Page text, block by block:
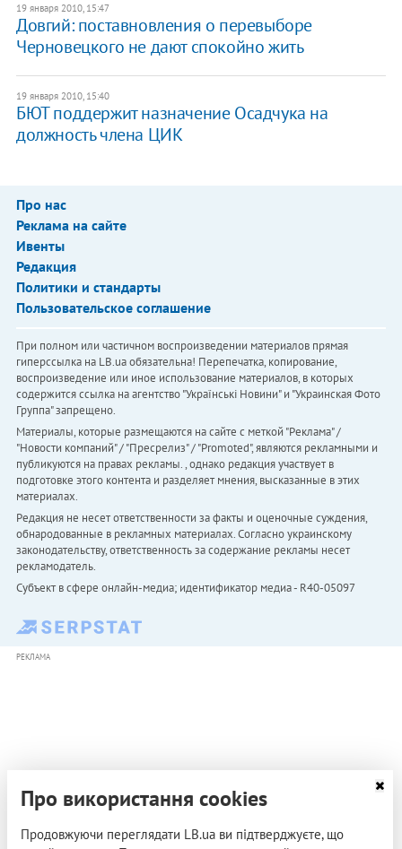
19 января 2010, 15:47
Довгий: поставновления о перевыборе
Черновецкого не дают спокойно жить
19 января 2010, 15:40
БЮТ поддержит назначение Осадчука на
должность члена ЦИК
Про нас
Реклама на сайте
Ивенты
Редакция
Политики и стандарты
Пользовательское соглашение
При полном или частичном воспроизведении материалов прямая
гиперссылка на LB.ua обязательна! Перепечатка, копирование,
воспроизведение или иное использование материалов, в которых
содержится ссылка на агентство "Українськi Новини" и "Украинская Фото
Группа" запрещено.
Материалы, которые размещаются на сайте с меткой "Реклама" /
"Новости компаний" / "Пресрелиз" / "Promoted", являются рекламными и
публикуются на правах рекламы. , однако редакция участвует в
подготовке этого контента и разделяет мнения, высказанные в этих
материалах.
Редакция не несет ответственности за факты и оценочные суждения,
обнародованные в рекламных материалах. Согласно украинскому
законодательству, ответственность за содержание рекламы несет
рекламодатель.
Субъект в сфере онлайн-медиа; идентификатор медиа - R40-05097
РЕКЛАМА
Про використання cookies
Продовжуючи переглядати LB.ua ви підтверджуєте, що